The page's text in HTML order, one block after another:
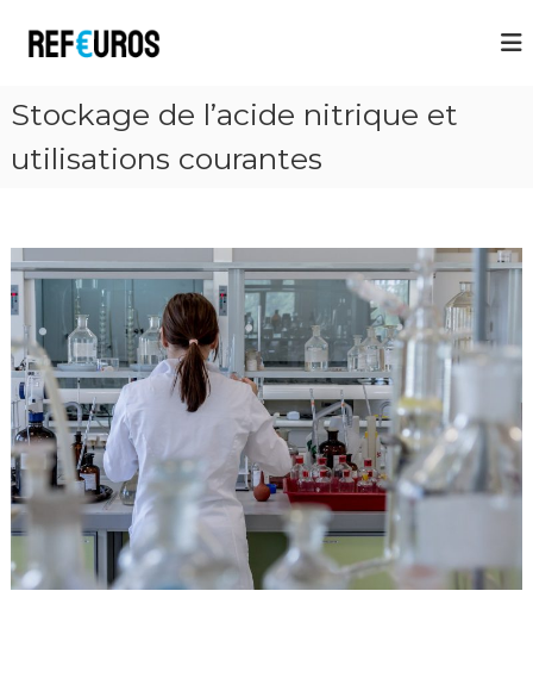
E
u
Stockage de l’acide nitrique et
utilisations courantes